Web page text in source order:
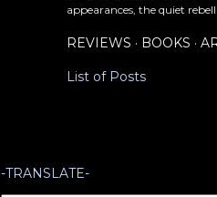
appearances, the quiet
REVIEWS BOOKS
List of Posts
-TRANSLATE-